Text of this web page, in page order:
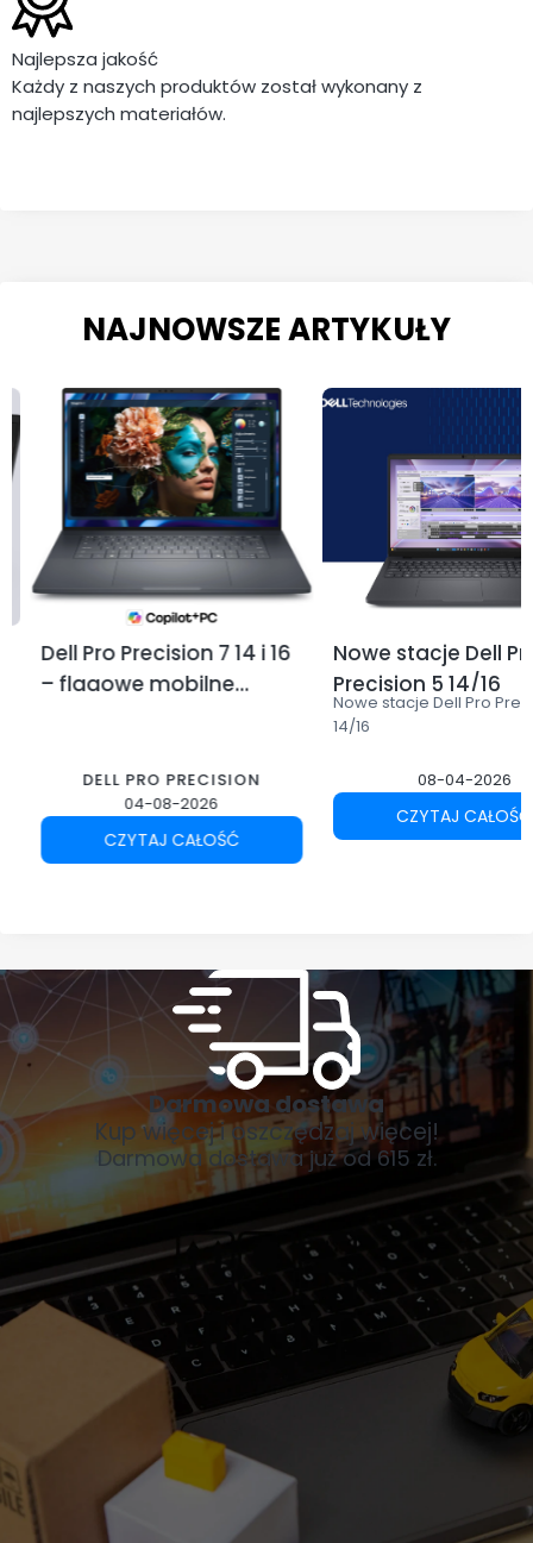
Najlepsza jakość
Każdy z naszych produktów został wykonany z
najlepszych materiałów.
NAJNOWSZE ARTYKUŁY
DELL PRO PRECISION
04-08-2026
Dell Pro Precision 7 14 i 16
– flagowe mobilne
CZYTAJ CAŁOŚĆ
08-04-2026
Nowe stacje Dell
Precision 5 14/16
Nowe stacje Dell Pro
14/16
CZYTAJ CAŁOŚĆ
Darmowa dostawa
Kup więcej i oszczędzaj więcej!
Darmowa dostawa już od 615 zł.